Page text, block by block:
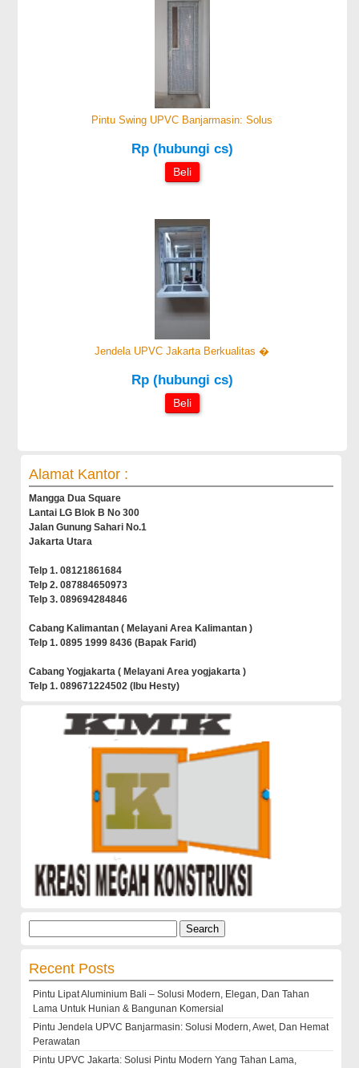
Pintu Swing UPVC Banjarmasin: Solus
Rp (hubungi cs)
Beli
Jendela UPVC Jakarta Berkualitas �
Rp (hubungi cs)
Beli
Alamat Kantor :
Mangga Dua Square
Lantai LG Blok B No 300
Jalan Gunung Sahari No.1
Jakarta Utara
Telp 1. 08121861684
Telp 2. 087884650973
Telp 3. 089694284846
Cabang Kalimantan ( Melayani Area Kalimantan )
Telp 1. 0895 1999 8436 (Bapak Farid)
Cabang Yogjakarta ( Melayani Area yogjakarta )
Telp 1. 089671224502 (Ibu Hesty)
Recent Posts
Pintu Lipat Aluminium Bali – Solusi Modern, Elegan, Dan Tahan
Lama Untuk Hunian & Bangunan Komersial
Pintu Jendela UPVC Banjarmasin: Solusi Modern, Awet, Dan Hemat
Perawatan
Pintu UPVC Jakarta: Solusi Pintu Modern Yang Tahan Lama,